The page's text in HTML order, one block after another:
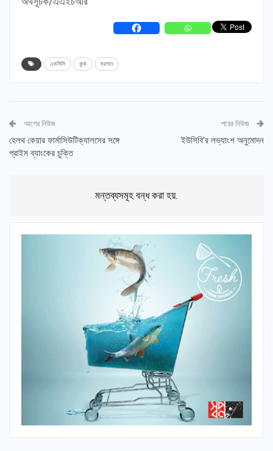
এমসিসি কুক মরগান
আগের নিউজ
হেলথ কেয়ার ফার্মাসিউটিক্যালসের সঙ্গে
প্রাইম ব্যাংকের চুক্তি
পরের নিউজ
ইউসিবি’র লভ্যাংশ অনুমোদন
মন্তব্যসমূহ বন্ধ করা হয়.